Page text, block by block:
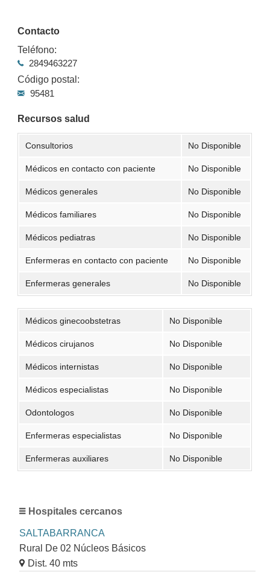
Contacto
Teléfono:
2849463227
Código postal:
95481
Recursos salud
Consultorios No Disponible
Médicos en contacto con paciente No Disponible
Médicos generales No Disponible
Médicos familiares No Disponible
Médicos pediatras No Disponible
Enfermeras en contacto con paciente No Disponible
Enfermeras generales No Disponible
Médicos ginecoobstetras No Disponible
Médicos cirujanos No Disponible
Médicos internistas No Disponible
Médicos especialistas No Disponible
Odontologos No Disponible
Enfermeras especialistas No Disponible
Enfermeras auxiliares No Disponible
Hospitales cercanos
SALTABARRANCA
Rural De 02 Núcleos Básicos
Dist. 40 mts